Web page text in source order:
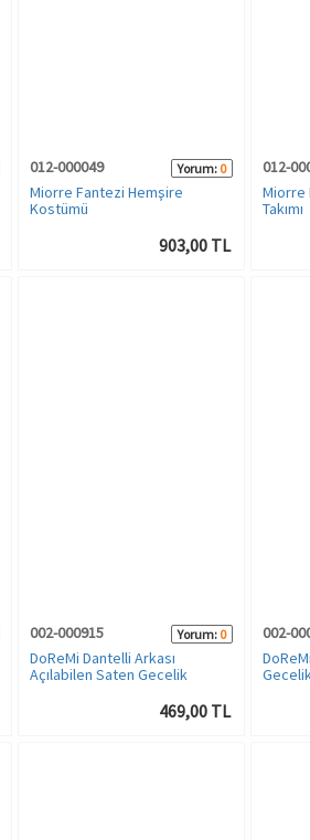
012-000049 Yorum: 0
Miorre Fantezi Hemşire
Kostümü
903,00 TL
012-
Miorre
Takımı
002-000915 Yorum: 0
DoReMi Dantelli Arkası
Açılabilen Saten Gecelik
469,00 TL
002-